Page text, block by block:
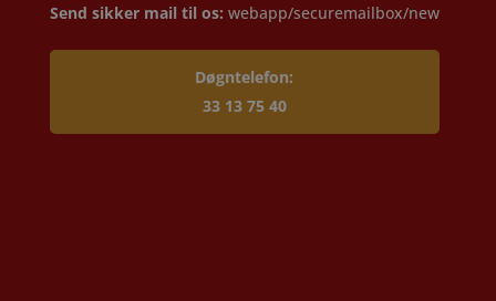
Send sikker mail til os: webapp/securemailbox/new
Døgntelefon:
33 13 75 40